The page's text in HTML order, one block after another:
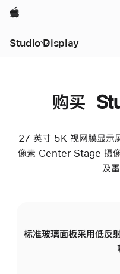
Apple
Studio Display
购买
27 英寸 5K 视网膜显示
像素 Center Stage 摄像
及
标准玻璃面板采用低反